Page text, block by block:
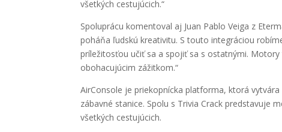
všetkých cestujúcich.“
Spoluprácu komentoval aj Juan Pablo Veiga z
poháňa ľudskú kreativitu. S touto integráciou
príležitosťou učiť sa a spojiť sa s ostatnými.
obohacujúcim zážitkom.“
AirConsole je priekopnícka platforma, ktorá
zábavné stanice. Spolu s Trivia Crack predstavuje
všetkých cestujúcich.